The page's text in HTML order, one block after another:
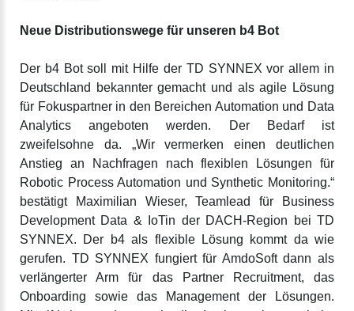
Neue Distributionswege für unseren b4 Bot
Der b4 Bot soll mit Hilfe der TD SYNNEX vor allem in
Deutschland bekannter gemacht und als agile Lösung
für Fokuspartner in den Bereichen Automation und Data
Analytics angeboten werden. Der Bedarf ist
zweifelsohne da. „Wir vermerken einen deutlichen
Anstieg an Nachfragen nach flexiblen Lösungen für
Robotic Process Automation und Synthetic Monitoring.“
bestätigt Maximilian Wieser, Teamlead für Business
Development Data & IoTin der DACH-Region bei TD
SYNNEX. Der b4 als flexible Lösung kommt da wie
gerufen. TD SYNNEX fungiert für AmdoSoft dann als
verlängerter Arm für das Partner Recruitment, das
Onboarding sowie das Management der Lösungen.